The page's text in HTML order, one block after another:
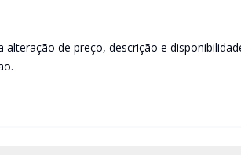
alteração de preço, descrição e